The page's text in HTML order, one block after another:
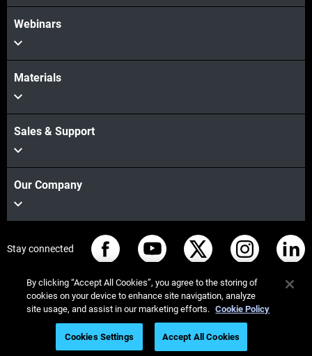
Webinars
Materials
Sales & Support
Our Company
Stay connected
© Stratasys 2026 Legal information
Privacy policy
REACH compliance
By clicking “Accept All Cookies”, you agree to the storing of
cookies on your device to enhance site navigation, analyze
site usage, and assist in our marketing efforts. Cookie Policy
Cookies Settings Accept All Cookies